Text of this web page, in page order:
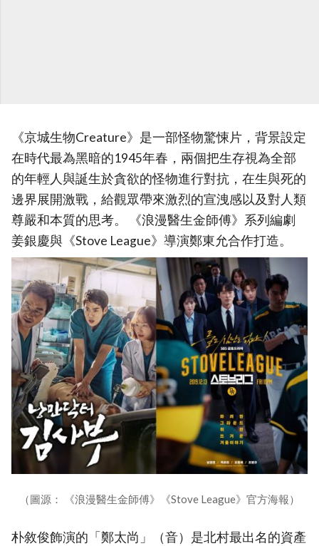
《京城生物Creature》是一部怪物驚悚片，背景設定
在時代最為黑暗的1945年春，兩個把生存視為全部
的年輕人與誕生於貪欲的怪物進行對抗，在生與死的
邊界展開激戰，給觀眾帶來激烈的宣洩感以及對人類
尊嚴和本質的思考。 《浪漫醫生金師傅》系列編劇
姜銀慶與《Stove League》導演鄭東允合作打造。
（圖源： 《浪漫醫生金師傅》《Stove League》官方海報）
朴敘俊飾演的「鄭太尚」（音）是北村最出名的資產